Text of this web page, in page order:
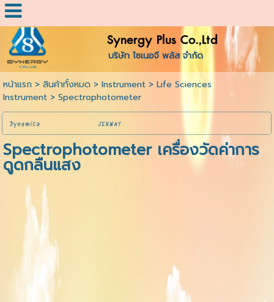
Synergy Plus Co.,Ltd
บริษัท ไซเนอจี พลัส จำกัด
หน้าแรก> สินค้าทั้งหมด> Instrument> Life Sciences
Instrument> Spectrophotometer
Dynamica JENWAY
Spectrophotometer เครื่องวัดค่าการ
ดูดกลืนแสง